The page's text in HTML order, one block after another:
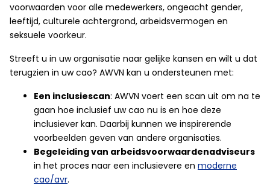
voorwaarden voor alle medewerkers, ongeacht gender,
leeftijd, culturele achtergrond, arbeidsvermogen en
seksuele voorkeur.
Streeft u in uw organisatie naar gelijke kansen en wilt u dat
terugzien in uw cao? AWVN kan u ondersteunen met:
Een inclusiescan: AWVN voert een scan uit om na te
gaan hoe inclusief uw cao nu is en hoe deze
inclusiever kan. Daarbij kunnen we inspirerende
voorbeelden geven van andere organisaties.
Begeleiding van arbeidsvoorwaardenadviseurs
in het proces naar een inclusievere en moderne
cao/avr.